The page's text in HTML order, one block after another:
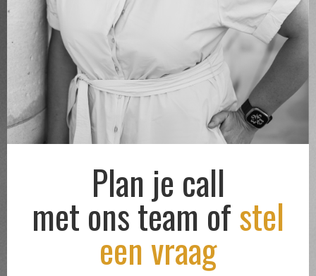
Plan je call
met ons team ofstel
een vraag